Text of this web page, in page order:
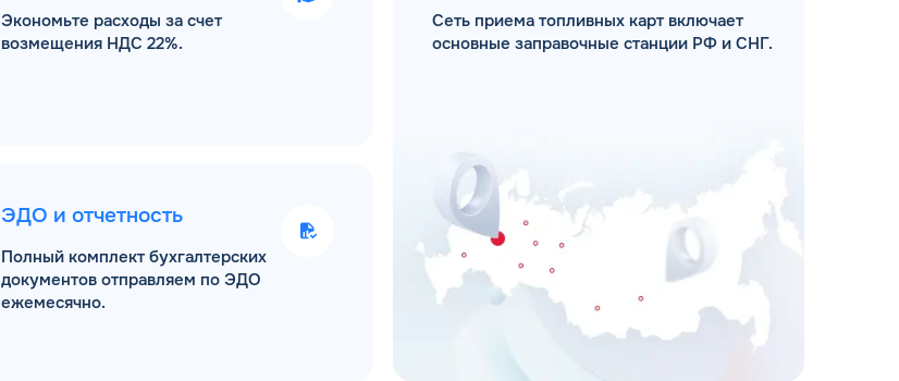
Экономьте расходы за счет
возмещения НДС 22%.
ЭДО и отчетность
Полный комплект бухгалтерских
документов отправляем по ЭДО
ежемесячно.
Сеть приема топливных карт включает
основные заправочные станции РФ и СНГ.